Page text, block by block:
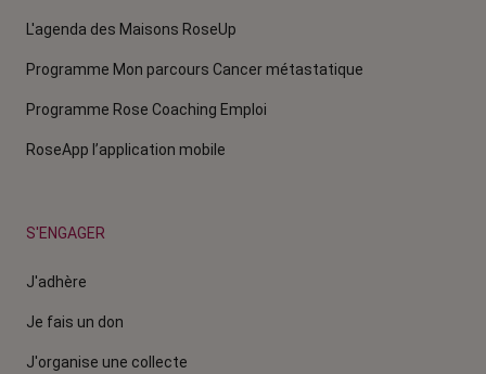
L'agenda des Maisons RoseUp
Programme Mon parcours Cancer métastatique
Programme Rose Coaching Emploi
RoseApp l’application mobile
S'ENGAGER
J'adhère
Je fais un don
J'organise une collecte